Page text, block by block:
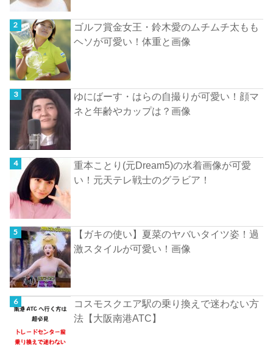
ゴルフ賞金女王・鈴木愛のムチムチ太もも
ヘソが可愛い！体重と画像
ゆにばーす・はらの自撮りが可愛い！顔マ
ネと年齢やカップは？画像
重本ことり(元Dream5)の水着画像が可愛
い！元天テレ戦士のグラビア！
【ガキの使い】夏菜のヤバいタイツ姿！過
激スタイルが可愛い！画像
コスモスクエア駅の乗り換えで迷わない方
法【大阪南港ATC】